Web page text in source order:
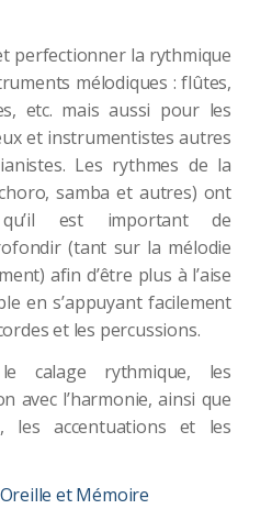
perfectionner la rythmique
mélodiques : flûtes,
etc. mais aussi pour les
et instrumentistes autres
Les rythmes de la
samba et autres) ont
est important de
(tant sur la mélodie
afin d’être plus à l’aise
en s’appuyant facilement
et les percussions.
calage rythmique, les
avec l’harmonie, ainsi que
les accentuations et les
et Mémoire